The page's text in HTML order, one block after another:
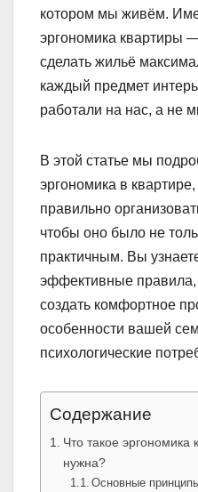
котором мы живём.
эргономика квартиры
сделать жильё
каждый предмет
работали на нас, а не
В этой статье мы
эргономика в
правильно
чтобы оно было не
практичным. Вы
эффективные правила,
создать комфортное
особенности вашей
психологические
Содержание
Что такое эргономика
нужна?
Основные